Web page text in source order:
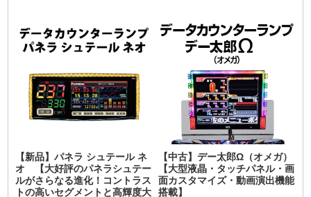
【新品】パネラ シュテール ネ
オ 【大好評のパネラシュテー
ルがさらなる進化！コントラス
トの高いセグメントと高輝度大
【中古】デー太郎Ω（オメガ）
【大型液晶・タッチパネル・画
面カスタマイズ・動画演出機能
搭載】